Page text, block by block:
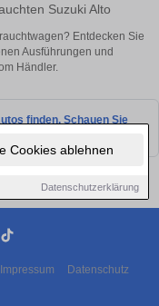
Cookies ablehnen
Datenschutzerklärung
Suzuki Alto
Entdecken Sie
Ausführungen und
Händler.
finden. Schauen Sie
Impressum Datenschutz